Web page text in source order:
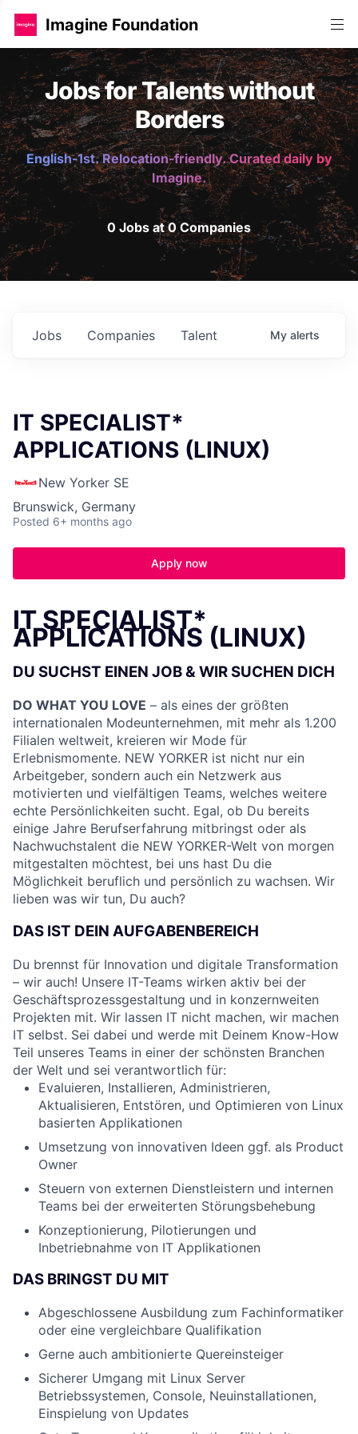
Imagine Foundation
Jobs for Talents without
Borders
English-1st. Relocation-friendly. Curated daily by
Imagine.
0 Jobs at 0 Companies
Jobs Companies Talent My alerts
IT SPECIALIST*
APPLICATIONS (LINUX)
New Yorker SE
Brunswick, Germany
Posted 6+ months ago
Apply now
IT SPECIALIST*
APPLICATIONS (LINUX)
DU SUCHST EINEN JOB & WIR SUCHEN DICH
DO WHAT YOU LOVE – als eines der größten
internationalen Modeunternehmen, mit mehr als 1.200
Filialen weltweit, kreieren wir Mode für
Erlebnismomente. NEW YORKER ist nicht nur ein
Arbeitgeber, sondern auch ein Netzwerk aus
motivierten und vielfältigen Teams, welches weitere
echte Persönlichkeiten sucht. Egal, ob Du bereits
einige Jahre Berufserfahrung mitbringst oder als
Nachwuchstalent die NEW YORKER-Welt von morgen
mitgestalten möchtest, bei uns hast Du die
Möglichkeit beruflich und persönlich zu wachsen. Wir
lieben was wir tun, Du auch?
DAS IST DEIN AUFGABENBEREICH
Du brennst für Innovation und digitale Transformation
– wir auch! Unsere IT-Teams wirken aktiv bei der
Geschäftsprozessgestaltung und in konzernweiten
Projekten mit. Wir lassen IT nicht machen, wir machen
IT selbst. Sei dabei und werde mit Deinem Know-How
Teil unseres Teams in einer der schönsten Branchen
der Welt und sei verantwortlich für:
Evaluieren, Installieren, Administrieren,
Aktualisieren, Entstören, und Optimieren von Linux
basierten Applikationen
Umsetzung von innovativen Ideen ggf. als Product
Owner
Steuern von externen Dienstleistern und internen
Teams bei der erweiterten Störungsbehebung
Konzeptionierung, Pilotierungen und
Inbetriebnahme von IT Applikationen
DAS BRINGST DU MIT
Abgeschlossene Ausbildung zum Fachinformatiker
oder eine vergleichbare Qualifikation
Gerne auch ambitionierte Quereinsteiger
Sicherer Umgang mit Linux Server
Betriebssystemen, Console, Neuinstallationen,
Einspielung von Updates